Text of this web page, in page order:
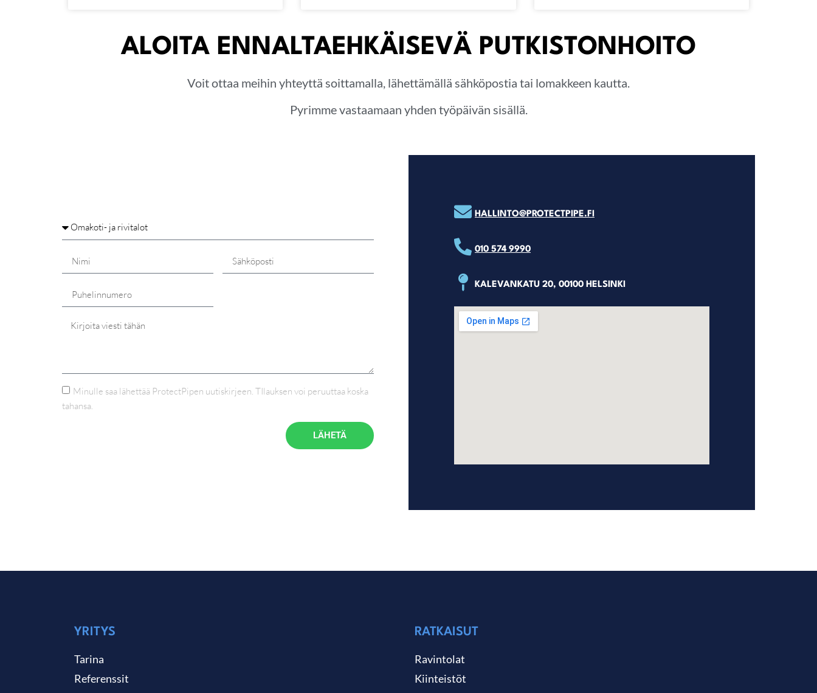
ALOITA ENNALTAEHKÄISEVÄ PUTKISTONHOITO
Voit ottaa meihin yhteyttä soittamalla, lähettämällä sähköpostia tai lomakkeen kautta.
Pyrimme vastaamaan yhden työpäivän sisällä.
Minulle saa lähettää ProtectPipen uutiskirjeen. TIlauksen voi peruuttaa koska
tahansa.
LÄHETÄ
HALLINTO@PROTECTPIPE.FI
010 574 9990
KALEVANKATU 20, 00100 HELSINKI
YRITYS
Tarina
Referenssit
RATKAISUT
Ravintolat
Kiinteistöt